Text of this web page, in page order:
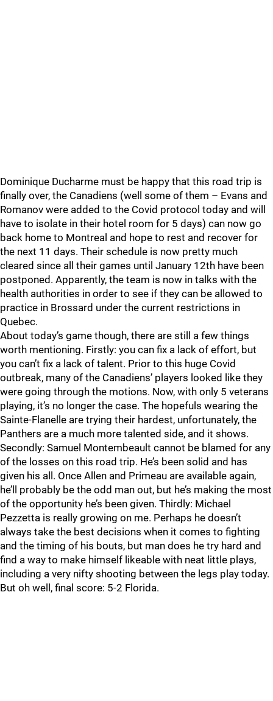
Dominique Ducharme must be happy that this road trip is
finally over, the Canadiens (well some of them – Evans and
Romanov were added to the Covid protocol today and will
have to isolate in their hotel room for 5 days) can now go
back home to Montreal and hope to rest and recover for
the next 11 days. Their schedule is now pretty much
cleared since all their games until January 12th have been
postponed. Apparently, the team is now in talks with the
health authorities in order to see if they can be allowed to
practice in Brossard under the current restrictions in
Quebec.
About today’s game though, there are still a few things
worth mentioning. Firstly: you can fix a lack of effort, but
you can’t fix a lack of talent. Prior to this huge Covid
outbreak, many of the Canadiens’ players looked like they
were going through the motions. Now, with only 5 veterans
playing, it’s no longer the case. The hopefuls wearing the
Sainte-Flanelle are trying their hardest, unfortunately, the
Panthers are a much more talented side, and it shows.
Secondly: Samuel Montembeault cannot be blamed for any
of the losses on this road trip. He’s been solid and has
given his all. Once Allen and Primeau are available again,
he’ll probably be the odd man out, but he’s making the most
of the opportunity he’s been given. Thirdly: Michael
Pezzetta is really growing on me. Perhaps he doesn’t
always take the best decisions when it comes to fighting
and the timing of his bouts, but man does he try hard and
find a way to make himself likeable with neat little plays,
including a very nifty shooting between the legs play today.
But oh well, final score: 5-2 Florida.